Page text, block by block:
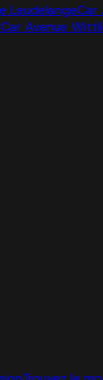
LeudelangeCar
Car Avenue